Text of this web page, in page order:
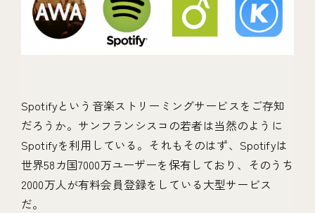
Spotifyという音楽ストリーミングサービスをご存知
だろうか。サンフランシスコの若者は当然のように
Spotifyを利用している。それもそのはず、Spotifyは
世界58カ国7000万ユーザーを保有しており、そのうち
2000万人が有料会員登録をしている大型サービス
だ。